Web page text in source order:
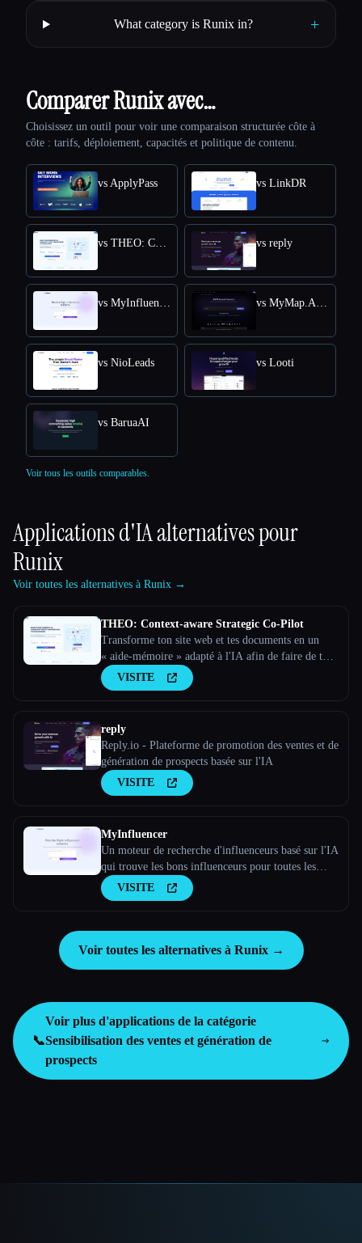
What category is Runix in? +
Comparer Runix avec…
Choisissez un outil pour voir une comparaison structurée côte à
côte : tarifs, déploiement, capacités et politique de contenu.
vs ApplyPass vs LinkDR
vs THEO: Context-aware Strategic Co-Pilot vs reply
vs MyInfluencer vs MyMap.AI Swot Analysis Generator
vs NioLeads vs Looti
vs BaruaAI
Voir tous les outils comparables.
Applications d'IA alternatives pour
Runix
Voir toutes les alternatives à Runix →
THEO: Context-aware Strategic Co-Pilot
Transforme ton site web et tes documents en un
« aide-mémoire » adapté à l'IA afin de faire de ton
assistant d'IA un partenaire stratégique
VISITE
reply
Reply.io - Plateforme de promotion des ventes et de
génération de prospects basée sur l'IA
VISITE
MyInfluencer
Un moteur de recherche d'influenceurs basé sur l'IA
qui trouve les bons influenceurs pour toutes les
entreprises
VISITE
Voir toutes les alternatives à Runix →
📞
Voir plus d'applications de la catégorie
Sensibilisation des ventes et génération de
prospects